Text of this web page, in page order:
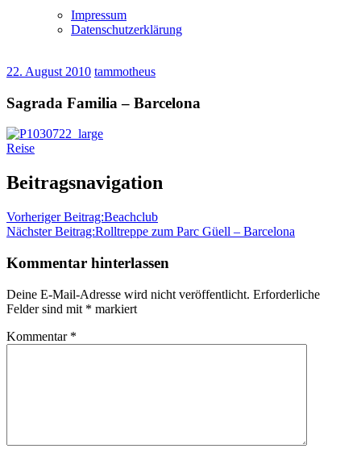
Impressum
Datenschutzerklärung
22. August 2010 tammotheus
Sagrada Familia – Barcelona
Reise
Beitragsnavigation
Vorheriger Beitrag:Beachclub
Nächster Beitrag:Rolltreppe zum Parc Güell – Barcelona
Kommentar hinterlassen
Deine E-Mail-Adresse wird nicht veröffentlicht. Erforderliche
Felder sind mit * markiert
Kommentar *